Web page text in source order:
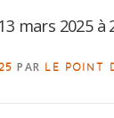
mars 2025
PAR LE POINT